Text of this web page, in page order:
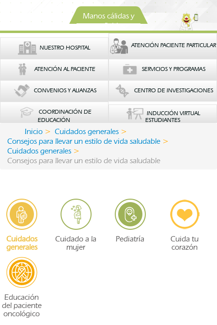
Manos cálidas y
confiables
NUESTRO HOSPITAL ATENCIÓN PACIENTE PARTICULAR
ATENCIÓN AL PACIENTE SERVICIOS Y PROGRAMAS
CONVENIOS Y ALIANZAS CENTRO DE INVESTIGACIONES
COORDINACIÓN DE
EDUCACIÓN
INDUCCIÓN VIRTUAL
ESTUDIANTES
Inicio
Cuidados generales
Consejos para llevar un estilo de vida saludable
Cuidados generales
Consejos para llevar un estilo de vida saludable
Cuidados
generales
Cuidado a la
mujer
Pediatría
Cuida tu
corazón
Educación
del paciente
oncológico